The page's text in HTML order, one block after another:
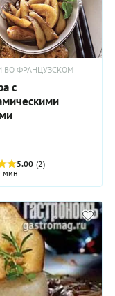
ВО ФРАНЦУЗСКОМ
с
5.00 (2)
мин